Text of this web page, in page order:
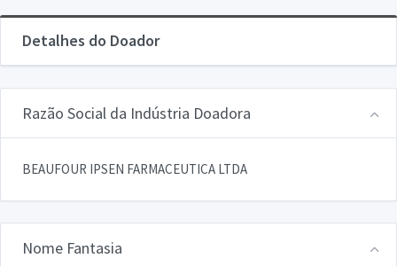
Detalhes do Doador
Razão Social da Indústria Doadora
BEAUFOUR IPSEN FARMACEUTICA LTDA
Nome Fantasia